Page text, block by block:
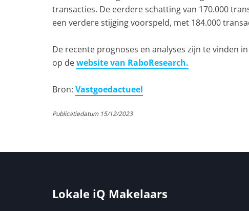
transacties. De eerdere schatting van 170.000
een verdere stijging voorspeld, met 184.000
De recente prognoses en analyses zijn te vinden
op dewebsite van RaboResearch.
Bron: Vastgoedactueel
Publicatiedatum 15/12/2023
Lokale iQ Makelaars